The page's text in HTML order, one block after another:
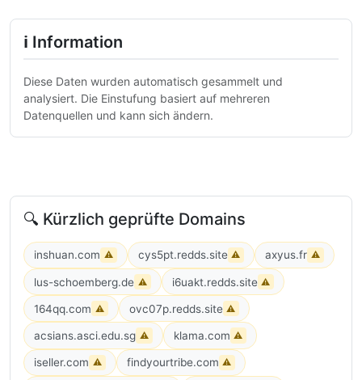
ℹ Information
Diese Daten wurden automatisch gesammelt und
analysiert. Die Einstufung basiert auf mehreren
Datenquellen und kann sich ändern.
🔍 Kürzlich geprüfte Domains
inshuan.com ⚠ cys5pt.redds.site ⚠ axyus.fr ⚠
lus-schoemberg.de ⚠ i6uakt.redds.site ⚠
164qq.com ⚠ ovc07p.redds.site ⚠
acsians.asci.edu.sg ⚠ klama.com ⚠
iseller.com ⚠ findyourtribe.com ⚠